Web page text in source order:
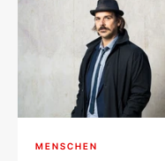
MENSCHEN